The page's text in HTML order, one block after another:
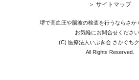
＞ サイトマップ
堺で高血圧や脳波の検査を行うならさか
お気軽にお問合せください
(C) 医療法人いぶき会 さかぐち
All Rights Reserved.